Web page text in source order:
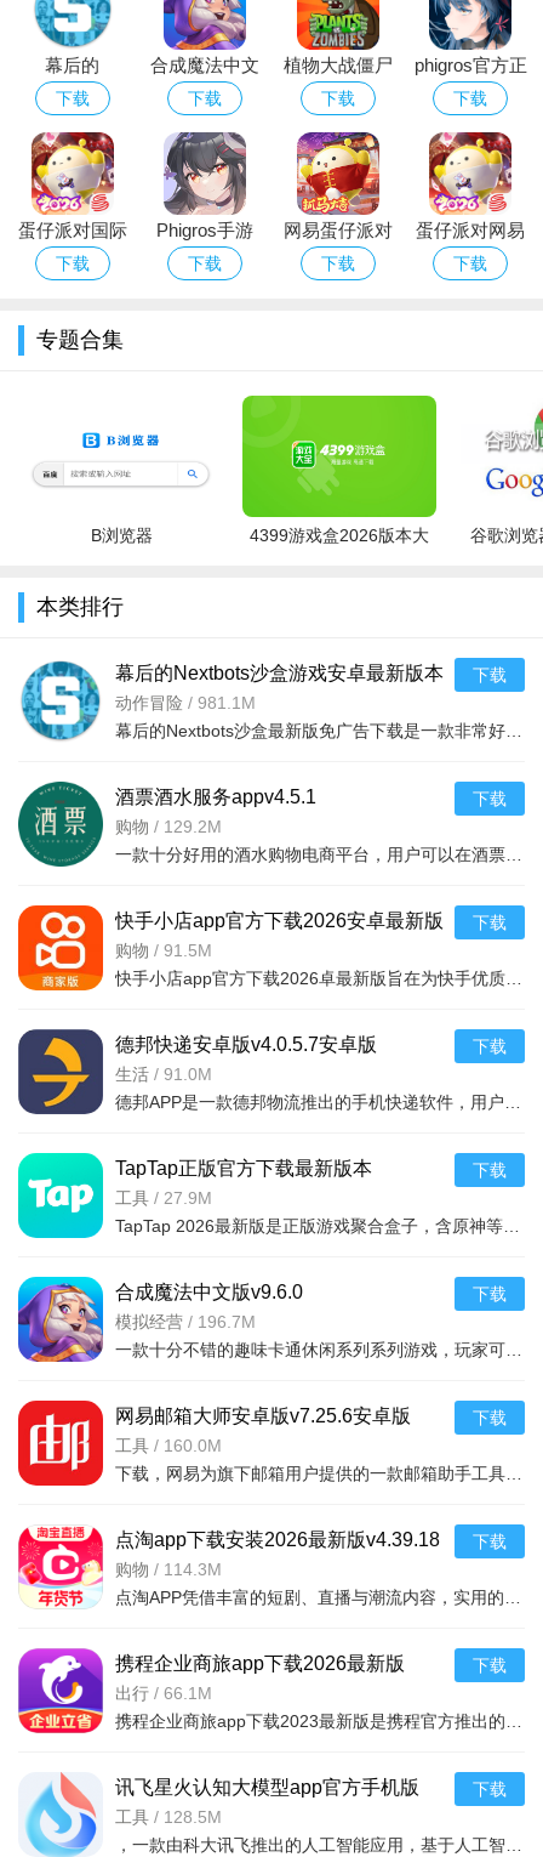
幕后的
Nextbots沙盒
游戏安卓最新
版本
下载
合成魔法中文
版
下载
植物大战僵尸
经典版下载安
装免费
下载
phigros官方正
版下载2026最
新版安卓版
下载
蛋仔派对国际
服Eggy Party
版
下载
Phigros手游
官方下载最新
下载
网易蛋仔派对
游戏免费版下
下载
蛋仔派对网易
版下载安卓正
下载
专题合集
B浏览器
4399游戏盒2026版本大
谷歌浏览
本类排行
幕后的Nextbots沙盒游戏安卓最新版本
v11.2.2 中文版
动作冒险 / 981.1M
下载
酒票酒水服务appv4.5.1
购物 / 129.2M
下载
快手小店app官方下载2026安卓最新版
v7.2.40.481安卓最新版
购物 / 91.5M
下载
德邦快递安卓版v4.0.5.7安卓版
生活 / 91.0M
下载
TapTap正版官方下载最新版本
2026v2.94.0-mkt#100300手机版
工具 / 27.9M
下载
合成魔法中文版v9.6.0
模拟经营 / 196.7M
下载
网易邮箱大师安卓版v7.25.6安卓版
工具 / 160.0M
下载
点淘app下载安装2026最新版v4.39.18
官方版
购物 / 114.3M
下载
携程企业商旅app下载2026最新版
v10.24.0安卓版
出行 / 66.1M
下载
讯飞星火认知大模型app官方手机版
v5.6.1安卓版
工具 / 128.5M
下载